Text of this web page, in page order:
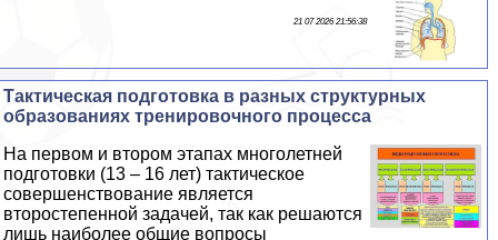
21 07 2026 21:56:38
Тактическая подготовка в разных структурных
образованиях тренировочного процесса
На первом и втором этапах многолетней
подготовки (13 – 16 лет) тактическое
совершенствование является
второстепенной задачей, так как решаются
лишь наиболее общие вопросы